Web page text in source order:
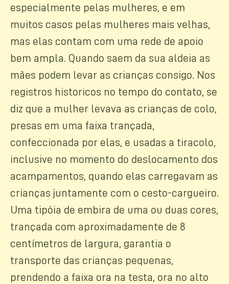
especialmente pelas mulheres, e em
muitos casos pelas mulheres mais velhas,
mas elas contam com uma rede de apoio
bem ampla. Quando saem da sua aldeia as
mães podem levar as crianças consigo. Nos
registros historicos no tempo do contato, se
diz que a mulher levava as crianças de colo,
presas em uma faixa trançada,
confeccionada por elas, e usadas a tiracolo,
inclusive no momento do deslocamento dos
acampamentos, quando elas carregavam as
crianças juntamente com o cesto-cargueiro.
Uma tipóia de embira de uma ou duas cores,
trançada com aproximadamente de 8
centímetros de largura, garantia o
transporte das crianças pequenas,
prendendo a faixa ora na testa, ora no alto